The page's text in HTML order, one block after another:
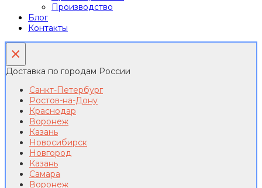
Производство
Блог
Контакты
×
Доставка по городам России
Санкт-Петербург
Ростов-на-Дону
Краснодар
Воронеж
Казань
Новосибирск
Новгород
Казань
Самара
Воронеж